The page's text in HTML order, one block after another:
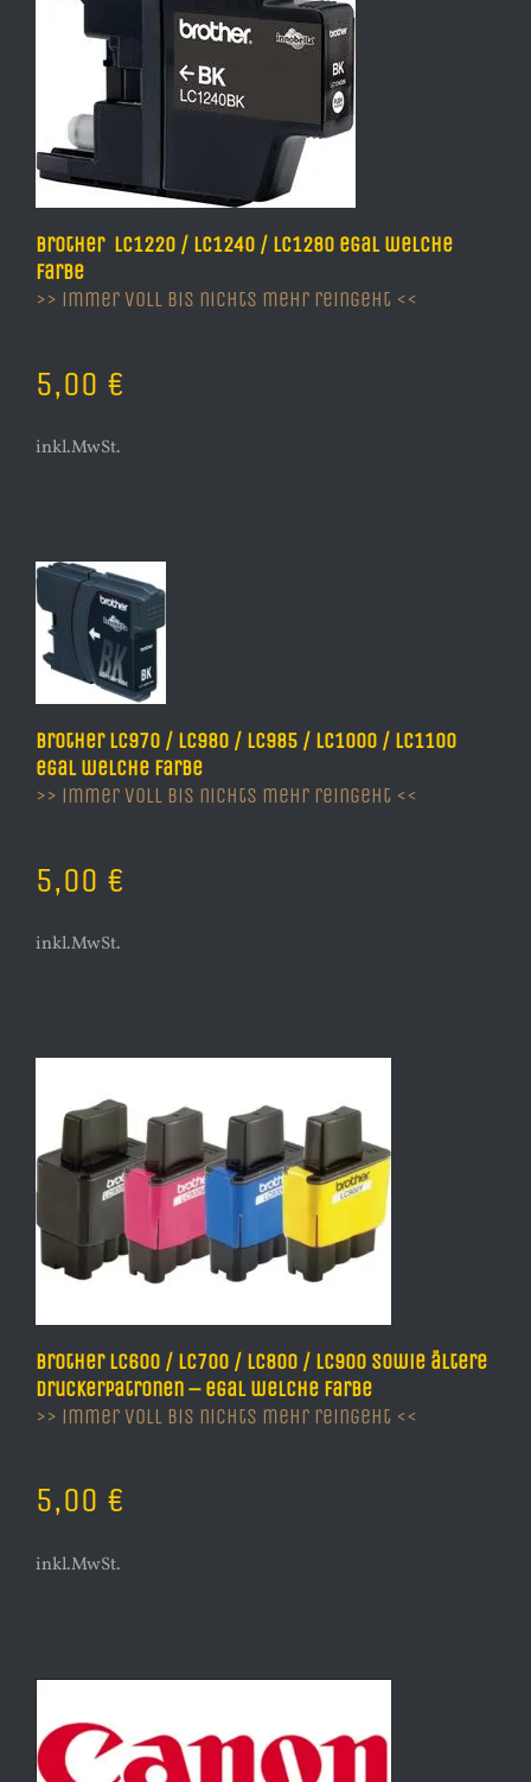
Brother LC1220 / LC1240 / LC1280 egal welche
Farbe
>> immer voll bis nichts mehr reingeht <<
5,00 €
inkl.MwSt.
Brother LC970 / LC980 / LC985 / LC1000 / LC1100
egal welche Farbe
>> immer voll bis nichts mehr reingeht <<
5,00 €
inkl.MwSt.
Brother LC600 / LC700 / LC800 / LC900 sowie ältere
Druckerpatronen – egal welche Farbe
>> immer voll bis nichts mehr reingeht <<
5,00 €
inkl.MwSt.